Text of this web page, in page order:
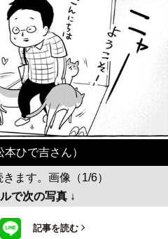
ひで吉さん）
ます。画像（1/6）
で次の写真 ↓
記事を読む